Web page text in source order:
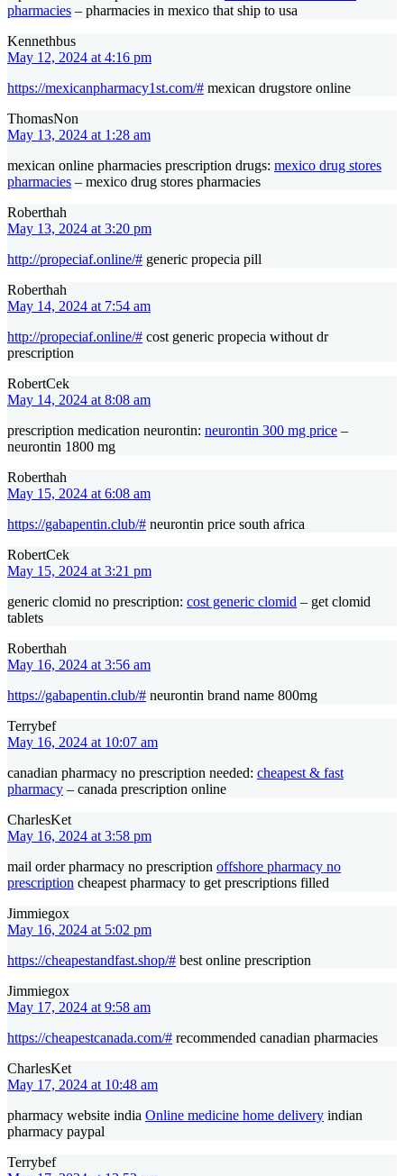
pharmacies – pharmacies in mexico that ship to usa
Kennethbus
May 12, 2024 at 4:16 pm
https://mexicanpharmacy1st.com/# mexican drugstore online
ThomasNon
May 13, 2024 at 1:28 am
mexican online pharmacies prescription drugs: mexico drug stores
pharmacies – mexico drug stores pharmacies
Roberthah
May 13, 2024 at 3:20 pm
http://propeciaf.online/# generic propecia pill
Roberthah
May 14, 2024 at 7:54 am
http://propeciaf.online/# cost generic propecia without dr
prescription
RobertCek
May 14, 2024 at 8:08 am
prescription medication neurontin: neurontin 300 mg price –
neurontin 1800 mg
Roberthah
May 15, 2024 at 6:08 am
https://gabapentin.club/# neurontin price south africa
RobertCek
May 15, 2024 at 3:21 pm
generic clomid no prescription: cost generic clomid – get clomid
tablets
Roberthah
May 16, 2024 at 3:56 am
https://gabapentin.club/# neurontin brand name 800mg
Terrybef
May 16, 2024 at 10:07 am
canadian pharmacy no prescription needed: cheapest & fast
pharmacy – canada prescription online
CharlesKet
May 16, 2024 at 3:58 pm
mail order pharmacy no prescription offshore pharmacy no
prescription cheapest pharmacy to get prescriptions filled
Jimmiegox
May 16, 2024 at 5:02 pm
https://cheapestandfast.shop/# best online prescription
Jimmiegox
May 17, 2024 at 9:58 am
https://cheapestcanada.com/# recommended canadian pharmacies
CharlesKet
May 17, 2024 at 10:48 am
pharmacy website india Online medicine home delivery indian
pharmacy paypal
Terrybef